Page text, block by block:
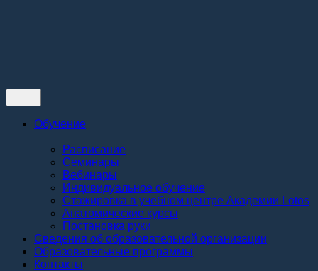
Обучение
Расписание
Семинары
Вебинары
Индивидуальное обучение
Стажировка в учебном центре Академии Lotos
Анатомические курсы
Постановка руки
Сведения об образовательной организации
Образовательные программы
Контакты